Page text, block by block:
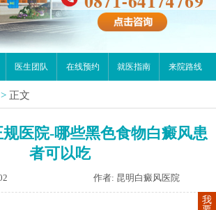
医生团队 在线预约 就医指南 来院路线
> 正文
医院-哪些黑色食物白癜风患
者可以吃
作者: 昆明白癜风医院
我